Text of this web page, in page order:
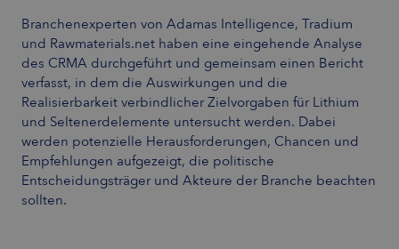
Branchenexperten von Adamas Intelligence, Tradium
und Rawmaterials.net haben eine eingehende Analyse
des CRMA durchgeführt und gemeinsam einen Bericht
verfasst, in dem die Auswirkungen und die
Realisierbarkeit verbindlicher Zielvorgaben für Lithium
und Seltenerdelemente untersucht werden. Dabei
werden potenzielle Herausforderungen, Chancen und
Empfehlungen aufgezeigt, die politische
Entscheidungsträger und Akteure der Branche beachten
sollten.